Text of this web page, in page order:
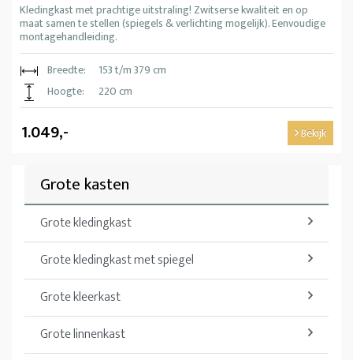
Kledingkast met prachtige uitstraling! Zwitserse kwaliteit en op
maat samen te stellen (spiegels & verlichting mogelijk). Eenvoudige
montagehandleiding.
Breedte:
153 t/m 379 cm
Hoogte:
220 cm
1.049,- Bekijk
Grote kasten
Grote kledingkast
Grote kledingkast met spiegel
Grote kleerkast
Grote linnenkast